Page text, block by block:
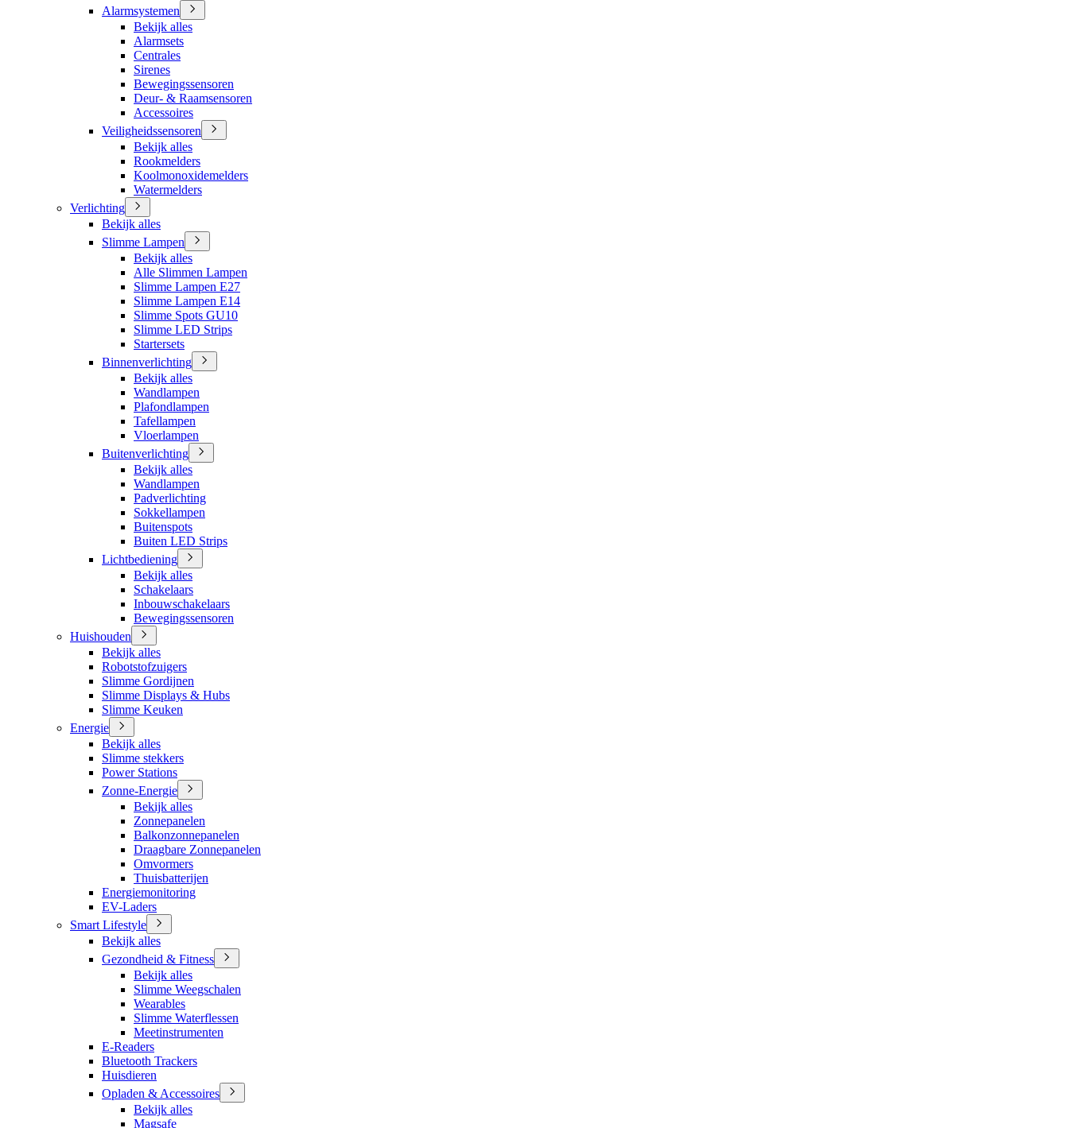
Alarmsystemen
Bekijk alles
Alarmsets
Centrales
Sirenes
Bewegingssensoren
Deur- & Raamsensoren
Accessoires
Veiligheidssensoren
Bekijk alles
Rookmelders
Koolmonoxidemelders
Watermelders
Verlichting
Bekijk alles
Slimme Lampen
Bekijk alles
Alle Slimmen Lampen
Slimme Lampen E27
Slimme Lampen E14
Slimme Spots GU10
Slimme LED Strips
Startersets
Binnenverlichting
Bekijk alles
Wandlampen
Plafondlampen
Tafellampen
Vloerlampen
Buitenverlichting
Bekijk alles
Wandlampen
Padverlichting
Sokkellampen
Buitenspots
Buiten LED Strips
Lichtbediening
Bekijk alles
Schakelaars
Inbouwschakelaars
Bewegingssensoren
Huishouden
Bekijk alles
Robotstofzuigers
Slimme Gordijnen
Slimme Displays & Hubs
Slimme Keuken
Energie
Bekijk alles
Slimme stekkers
Power Stations
Zonne-Energie
Bekijk alles
Zonnepanelen
Balkonzonnepanelen
Draagbare Zonnepanelen
Omvormers
Thuisbatterijen
Energiemonitoring
EV-Laders
Smart Lifestyle
Bekijk alles
Gezondheid & Fitness
Bekijk alles
Slimme Weegschalen
Wearables
Slimme Waterflessen
Meetinstrumenten
E-Readers
Bluetooth Trackers
Huisdieren
Opladen & Accessoires
Bekijk alles
Magsafe